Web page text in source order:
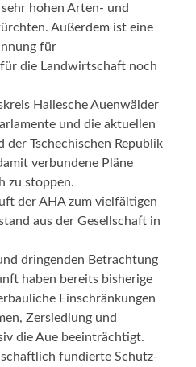
hohen Arten- und
Außerdem ist eine
für
die Landwirtschaft noch
Hallesche Auenwälder
und die aktuellen
der Tschechischen Republik
verbundene Pläne
zu stoppen.
der AHA zum vielfältigen
aus der Gesellschaft in
dringenden Betrachtung
haben bereits bisherige
Einschränkungen
Zersiedlung und
die Aue beeinträchtigt.
fundierte Schutz-